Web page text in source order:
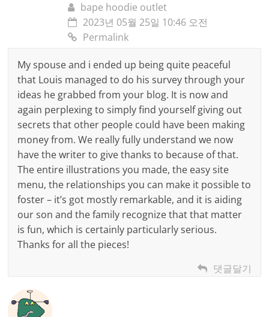
bape hoodie outlet
2023년 05월 25일 10:46 오전
Permalink
My spouse and i ended up being quite peaceful
that Louis managed to do his survey through your
ideas he grabbed from your blog. It is now and
again perplexing to simply find yourself giving out
secrets that other people could have been making
money from. We really fully understand we now
have the writer to give thanks to because of that.
The entire illustrations you made, the easy site
menu, the relationships you can make it possible to
foster – it’s got mostly remarkable, and it is aiding
our son and the family recognize that that matter
is fun, which is certainly particularly serious.
Thanks for all the pieces!
댓글달기